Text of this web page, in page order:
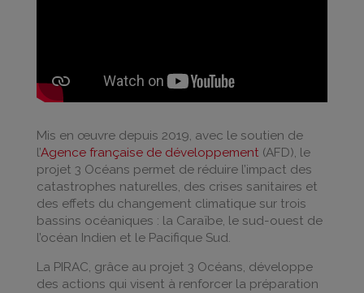
Mis en œuvre depuis 2019, avec le soutien de
l’Agence française de développement(AFD), le
projet 3 Océans permet de réduire l’impact des
catastrophes naturelles, des crises sanitaires et
des effets du changement climatique sur trois
bassins océaniques : la Caraïbe, le sud-ouest de
l’océan Indien et le Pacifique Sud.
La PIRAC, grâce au projet 3 Océans, développe
des actions qui visent à renforcer la préparation